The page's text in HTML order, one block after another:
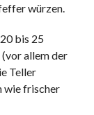
würzen.
bis 25
allem der
Teller
wie frischer